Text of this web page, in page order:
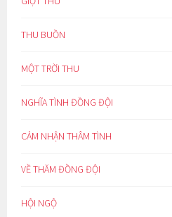
THU BUỒN
MỘT TRỜI THU
NGHĨA TÌNH ĐỒNG ĐỘI
CẢM NHẬN THÂM TÌNH
VỀ THĂM ĐỒNG ĐỘI
HỘI NGỘ